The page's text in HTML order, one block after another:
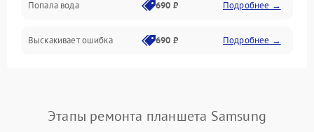
Разговор (микрофон, динамик)
Перегрев и нестабильная работа
Сеть и интернет
Попала вода 690 ₽ Подробнее →
Выскакивает ошибка 690 ₽ Подробнее →
Этапы ремонта планшета Samsung